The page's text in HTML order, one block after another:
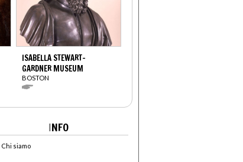
ISABELLA STEWART-
GARDNER MUSEUM
BOSTON
INFO
Chi siamo